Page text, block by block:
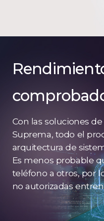
Con las soluciones
Suprema, todo el
arquitectura de
Es menos probable
teléfono a otros, por
no autorizadas